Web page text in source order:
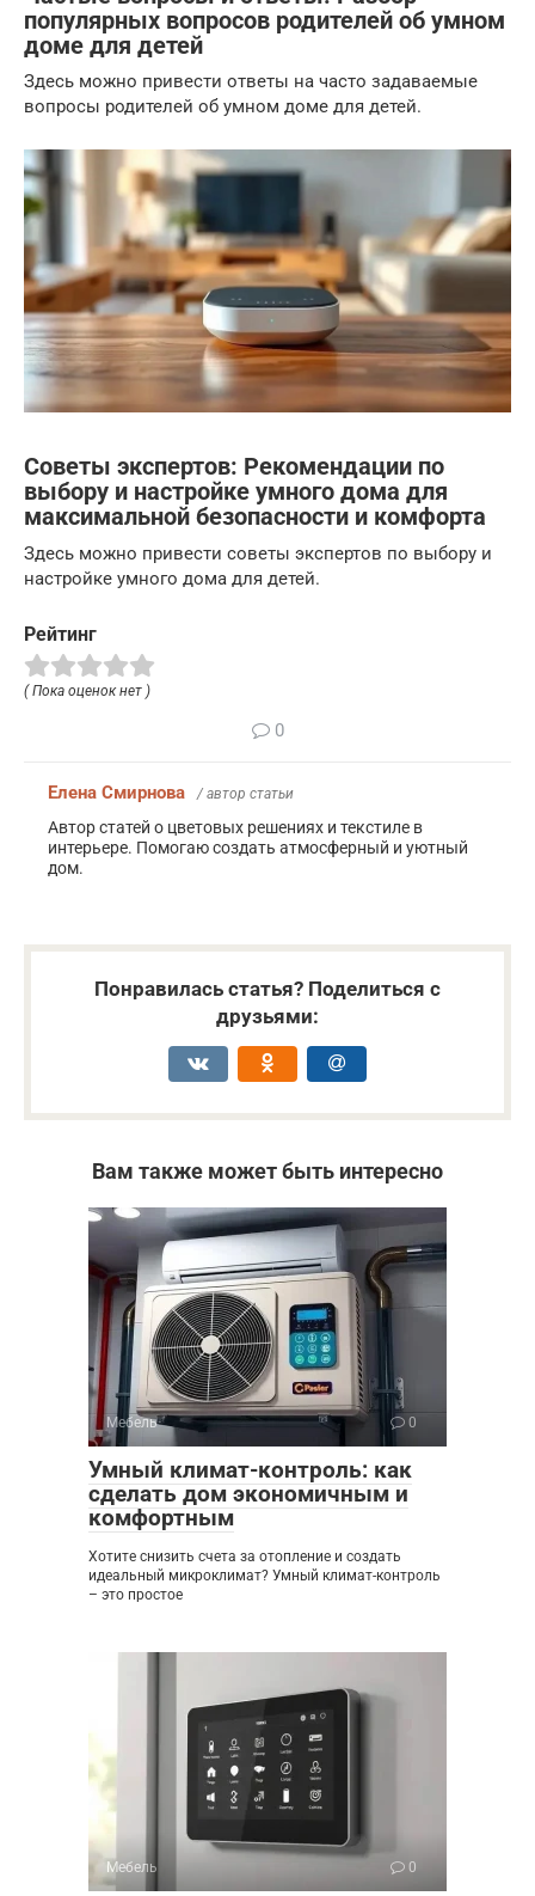
популярных вопросов родителей об умном
доме для детей
Здесь можно привести ответы на часто задаваемые
вопросы родителей об умном доме для детей.
Советы экспертов: Рекомендации по
выбору и настройке умного дома для
максимальной безопасности и комфорта
Здесь можно привести советы экспертов по выбору и
настройке умного дома для детей.
Рейтинг
( Пока оценок нет )
0
Елена Смирнова / автор статьи
Автор статей о цветовых решениях и текстиле в
интерьере. Помогаю создать атмосферный и уютный
дом.
Понравилась статья? Поделиться с
друзьями:
Вам также может быть интересно
Мебель 0
Умный климат-контроль: как
сделать дом экономичным и
комфортным
Хотите снизить счета за отопление и создать
идеальный микроклимат? Умный климат-контроль
– это простое
Мебель 0